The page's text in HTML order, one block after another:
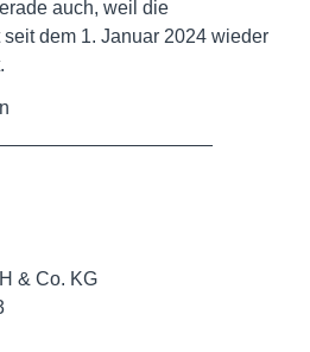
auch, weil die
dem 1. Januar 2024 wieder
& Co. KG